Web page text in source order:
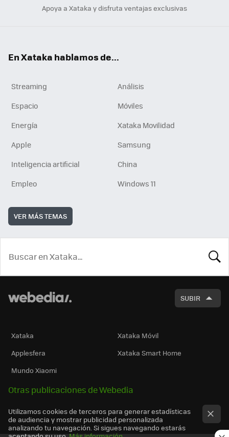
Apoya a Xataka y disfruta ventajas exclusivas
En Xataka hablamos de...
Streaming
Análisis
Espacio
Móviles
Energía
Xataka Movilidad
Apple
Samsung
Inteligencia artificial
China
Empleo
Windows 11
VER MÁS TEMAS
SUBIR
Xataka
Xataka Móvil
Applesfera
Xataka Smart Home
Mundo Xiaomi
Otras publicaciones de Webedia
Utilizamos cookies de terceros para generar estadísticas
de audiencia y mostrar publicidad personalizada
analizando tu navegación. Si sigues navegando estarás